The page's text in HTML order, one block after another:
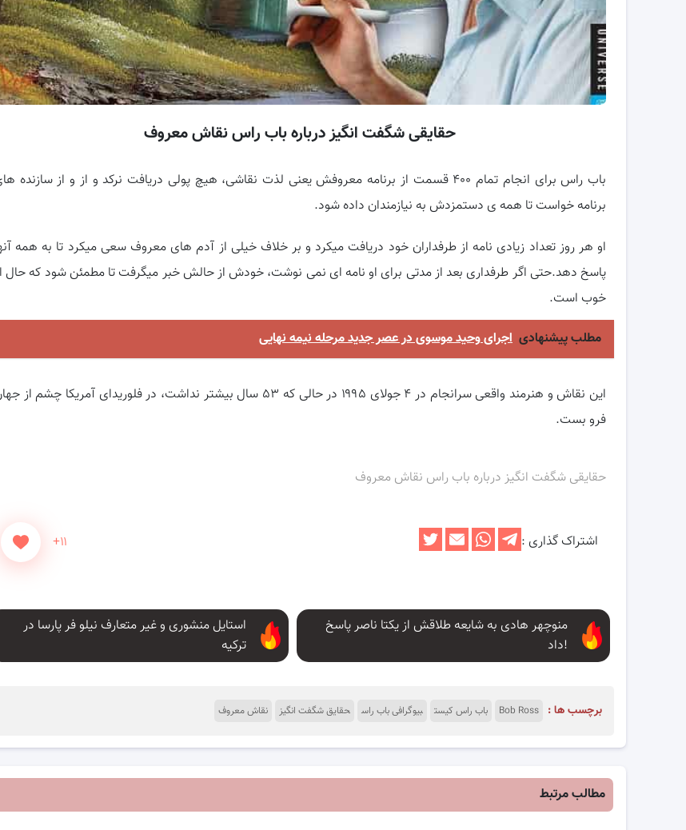
حقایقی شگفت انگیز درباره باب راس نقاش معروف
باب راس برای انجام تمام ۴۰۰ قسمت از برنامه معروفش یعنی لذت نقاشی، هیچ پولی دریافت نرکد و از و از سازنده
برنامه خواست تا همه ی دستمزدش به نیازمندان داده شود.
او هر روز تعداد زیادی نامه از طرفداران خود دریافت میکرد و بر خلاف خیلی از آدم های معروف سعی میکرد تا به همه
پاسخ دهد.حتی اگر طرفداری بعد از مدتی برای او نامه ای نمی نوشت، خودش از حالش خبر میگرفت تا مطمئن شود که حال
خوب است.
مطلب پیشنهادی اجرای وحید موسوی در عصر جدید مرحله نیمه نهایی
این نقاش و هنرمند واقعی سرانجام در ۴ جولای ۱۹۹۵ در حالی که ۵۳ سال بیشتر نداشت، در فلوریدای آمریکا چشم از
فرو بست.
حقایقی شگفت انگیز درباره باب راس نقاش معروف
+۱۱ اشتراک گذاری :
استایل منشوری و غیر متعارف نیلو فر پارسا در
ترکیه
منوچهر هادی به شایعه طلاقش از یکتا ناصر پاسخ
داد!
برچسب ها : Bob Ross باب راس کیست بیوگرافی باب راس حقایق شگفت انگیز نقاش معروف
مطالب مرتبط